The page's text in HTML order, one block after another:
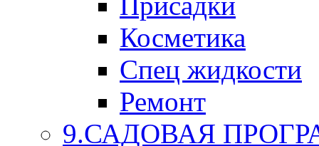
Косметика
Спец жидкости
Ремонт
9.САДОВАЯ